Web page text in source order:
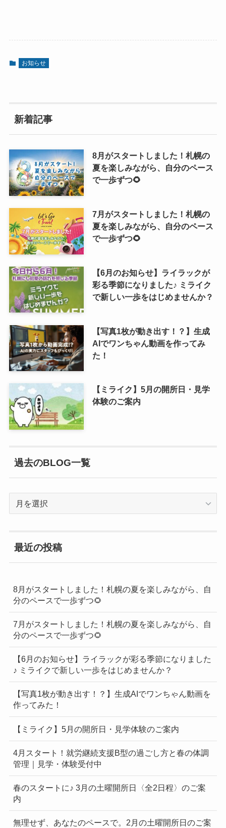
お知らせ
新着記事
8月がスタートしました！札幌の
夏を楽しみながら、自分のペース
で一歩ずつ🌻
7月がスタートしました！札幌の
夏を楽しみながら、自分のペース
で一歩ずつ🌻
【6月のお知らせ】ライラックが
彩る季節になりました♪ ミライク
で新しい一歩をはじめませんか？
【写真1枚が動き出す！？】生成
AIでワンちゃん動画を作ってみ
た！
【ミライク】5月の開所日・見学
体験のご案内
過去のBLOG一覧
一
覧
最近の投稿
8月がスタートしました！札幌の夏を楽しみながら、自
分のペースで一歩ずつ🌻
7月がスタートしました！札幌の夏を楽しみながら、自
分のペースで一歩ずつ🌻
【6月のお知らせ】ライラックが彩る季節になりました
♪ ミライクで新しい一歩をはじめませんか？
【写真1枚が動き出す！？】生成AIでワンちゃん動画を
作ってみた！
【ミライク】5月の開所日・見学体験のご案内
4月スタート！就労継続支援B型の過ごし方と春の体調
管理｜見学・体験受付中
春のスタートに♪ 3月の土曜開所日〈全2日程〉のご案
内
無理せず、あなたのペースで。2月の土曜開所日のご案